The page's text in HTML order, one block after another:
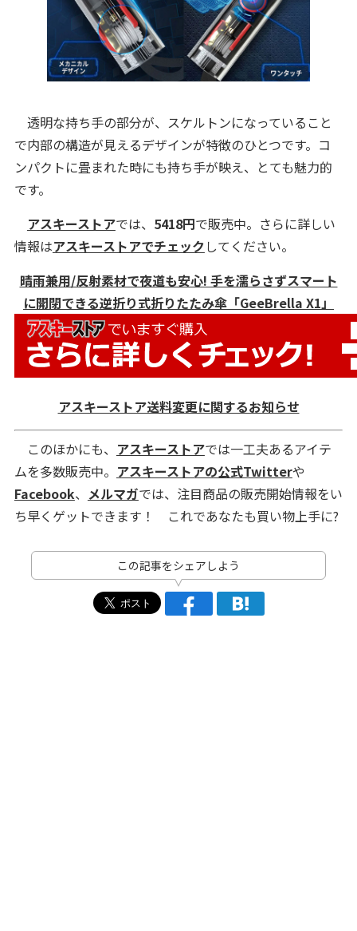
透明な持ち手の部分が、スケルトンになっていること
で内部の構造が見えるデザインが特徴のひとつです。コ
ンパクトに畳まれた時にも持ち手が映え、とても魅力的
です。
アスキーストアでは、 5418円で販売中。さらに詳しい
情報はアスキーストアでチェックしてください。
晴雨兼用/反射素材で夜道も安心! 手を濡らさずスマート
に開閉できる逆折り式折りたたみ傘「GeeBrella X1」
アスキーストア送料変更に関するお知らせ
このほかにも、 アスキーストアでは一工夫あるアイテ
ムを多数販売中。 アスキーストアの公式Twitterや
Facebook、 メルマガでは、注目商品の販売開始情報をい
ち早くゲットできます！ これであなたも買い物上手に?
この記事をシェアしよう